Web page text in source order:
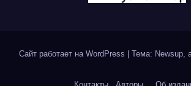
Сайт работает на WordPress | Тема: Newsup,